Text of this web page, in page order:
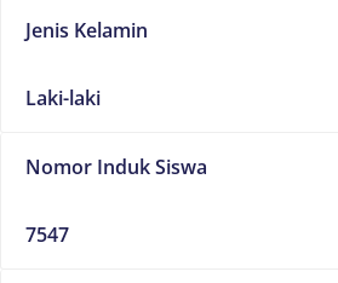
Jenis Kelamin
Laki-laki
Nomor Induk Siswa
7547